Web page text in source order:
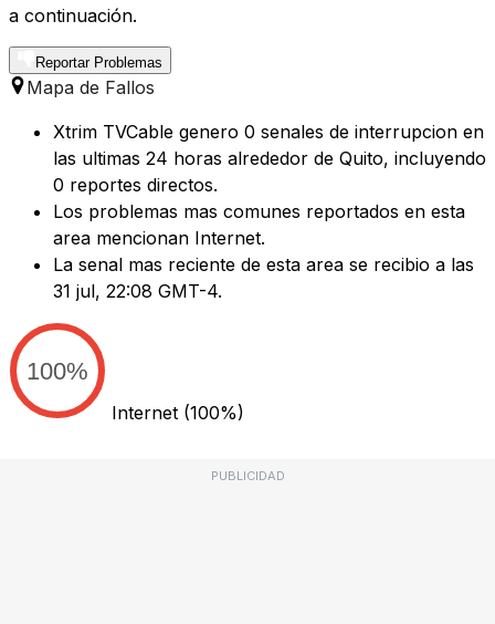
a continuación.
Reportar Problemas
Mapa de Fallos
Xtrim TVCable genero 0 senales de interrupcion en
las ultimas 24 horas alrededor de Quito, incluyendo
0 reportes directos.
Los problemas mas comunes reportados en esta
area mencionan Internet.
La senal mas reciente de esta area se recibio a las
31 jul, 22:08 GMT-4.
100%
Internet (100%)
PUBLICIDAD